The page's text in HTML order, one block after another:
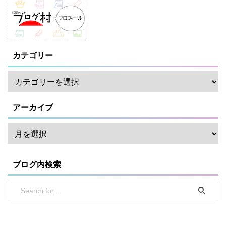
カテゴリー
アーカイブ
ブログ内検索